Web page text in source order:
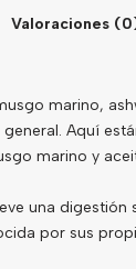
Valoraciones
marino,
Aquí
marino y
una
por sus